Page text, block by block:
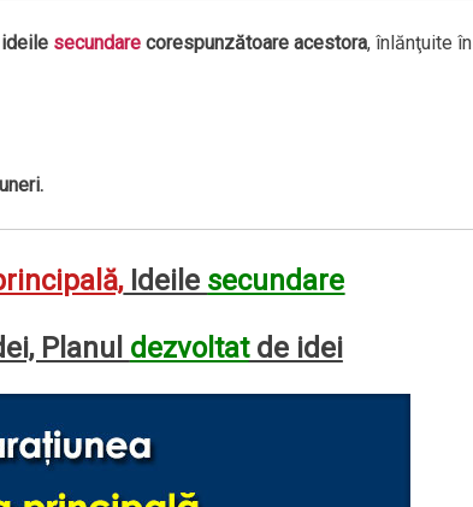
secundarecorespunzătoare acestora, înlănţuite în
Ideile secundare
Planul dezvoltatde idei